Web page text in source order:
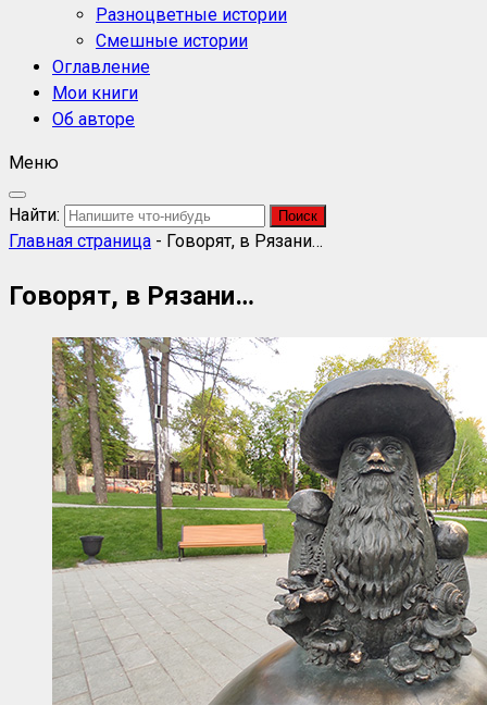
Разноцветные истории
Смешные истории
Оглавление
Мои книги
Об авторе
Меню
Найти:
Главная страница - Говорят, в Рязани…
Говорят, в Рязани…